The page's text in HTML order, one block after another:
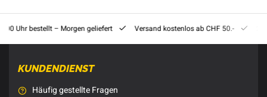
Uhr bestellt – Morgen geliefert Versand kostenlos ab CHF 50.-
KUNDENDIENST
Häufig gestellte Fragen